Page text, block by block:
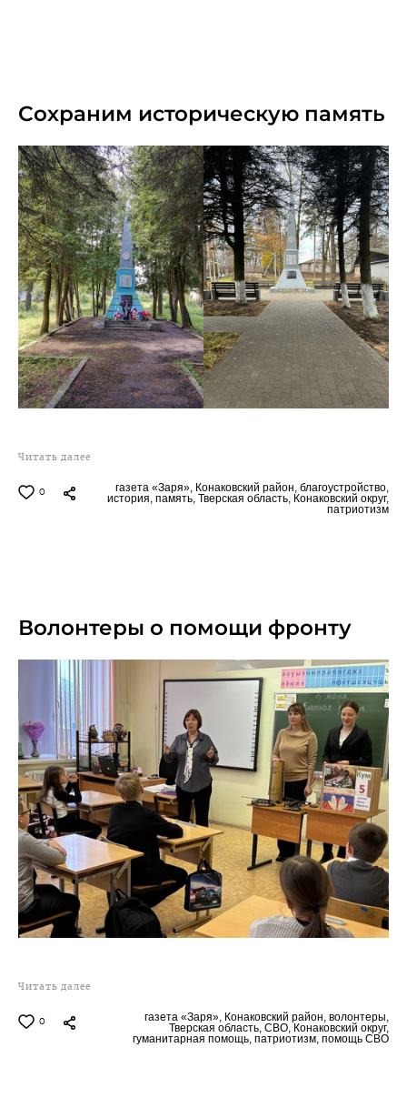
Читать далее
0 газета «Заря», Конаковский район, благоустройство,
история, память, Тверская область, Конаковский округ,
патриотизм
Сохраним историческую память
Читать далее
0 газета «Заря», Конаковский район, волонтеры,
Тверская область, СВО, Конаковский округ,
гуманитарная помощь, патриотизм, помощь СВО
Волонтеры о помощи фронту